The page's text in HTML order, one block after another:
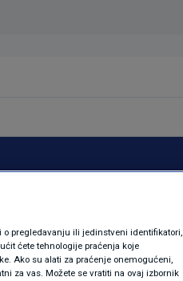
o pregledavanju ili jedinstveni identifikatori,
ćete tehnologije praćenja koje
Ako su alati za praćenje onemogućeni,
za vas. Možete se vratiti na ovaj izbornik